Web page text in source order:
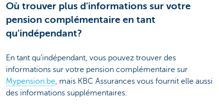
Où trouver plus d'informations sur votre
pension complémentaire en tant
qu'indépendant?
En tant qu’indépendant, vous pouvez trouver des
informations sur votre pension complémentaire sur
Mypension.be, mais KBC Assurances vous fournit elle aussi
des informations supplémentaires.